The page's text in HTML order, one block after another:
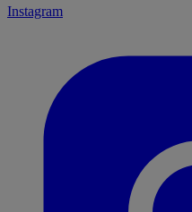
Instagram